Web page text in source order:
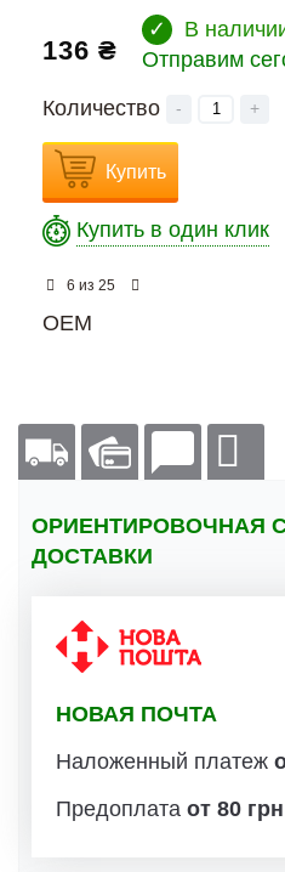
136 ₴
✓
В
Отправим
Количество
- +
Купить
Купить в один клик
6 из 25
OEM
ОРИЕНТИРОВОЧНАЯ
ДОСТАВКИ
НОВАЯ ПОЧТА
Наложенный платеж
Предоплата от 80 грн